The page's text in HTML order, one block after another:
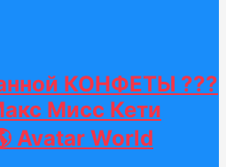
КОНФЕТЫ ???
Мисс Кети
Avatar World